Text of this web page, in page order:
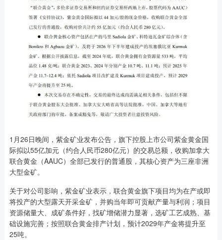
1月26日晚间，紫金矿业发布公告，旗下控股上市公司紫金黄金国
际拟以55亿加元（约合人民币280亿元）的交易总额，收购加拿大
联合黄金（AAUC）全部已发行的普通股，其核心资产为三座非洲
大型金矿。
关于对公司影响，紫金矿业表示，联合黄金旗下项目均为在产或即
将投产的大型露天开采金矿，并购当年即可贡献产量与利润；项目
资源储量大、成矿条件好，找矿增储潜力显著，选矿工艺成熟、基
础设施完善；按照联合黄金排产计划，预计2029年产金将提升至
25吨。